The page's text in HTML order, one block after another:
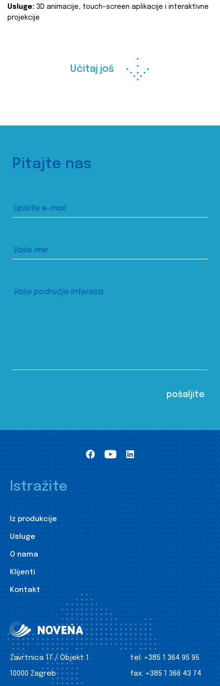
Usluge: 3D animacije, touch-screen aplikacije i interaktivne
projekcije
Učitaj još
Pitajte nas
Istražite
Iz produkcije
Usluge
O nama
Klijenti
Kontakt
Zavrtnica 17 / Objekt 1
10000 Zagreb
tel: +385 1 364 95 95
fax: +385 1 366 43 74